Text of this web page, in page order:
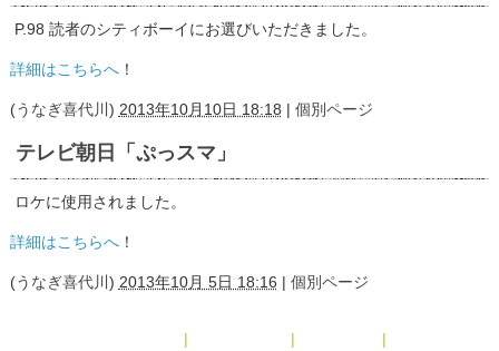
P.98 読者のシティボーイにお選びいただきました。
詳細はこちらへ！
(うなぎ喜代川 ) 2013年10月10日 18:18 | 個別ページ
テレビ朝日「ぷっスマ」
ロケに使用されました。
詳細はこちらへ！
(うなぎ喜代川 ) 2013年10月 5日 18:16 | 個別ページ
| | |